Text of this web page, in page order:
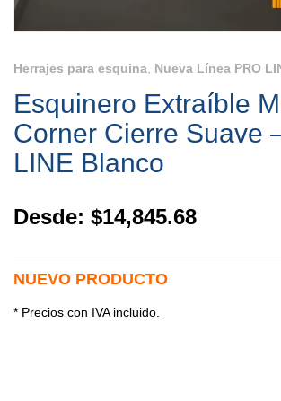
Herrajes para esquina Nueva Línea PRO
Esquinero Extraíble
Corner Cierre Suave
LINE Blanco
Desde: $14,845.68
NUEVO PRODUCTO
* Precios con IVA incluido.